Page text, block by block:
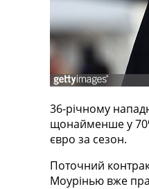
Телепрограма
RU
Categories
Головна
Новини
36-річному
щонайменше у
євро за сезон.
Поточний
Моурінью вже